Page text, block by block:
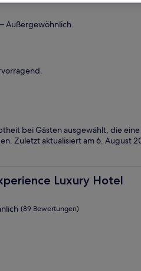
Außergewöhnlich.
bei Gästen ausgewählt, die
Zuletzt aktualisiert am6. August
Luxury Hotel
Luxury Hotel
(89 Bewertungen)